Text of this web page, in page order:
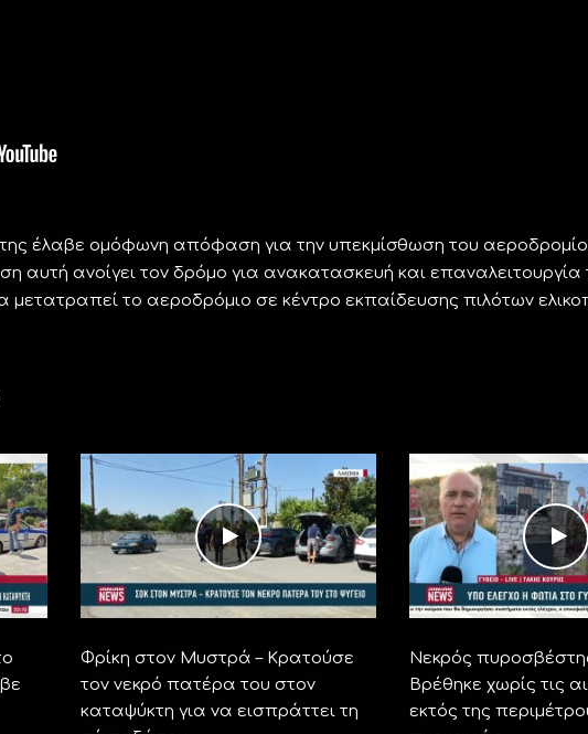
έλαβε ομόφωνη απόφαση για την υπεκμίσθωση του
αυτή ανοίγει τον δρόμο για ανακατασκευή και επαναλειτουργία
μετατραπεί το αεροδρόμιο σε κέντρο εκπαίδευσης πιλότων
Φρίκη στον Μυστρά – Κρατούσε
τον νεκρό πατέρα του στον
καταψύκτη για να εισπράττει τη
Νεκρός
Βρέθηκε χωρίς τις
εκτός της